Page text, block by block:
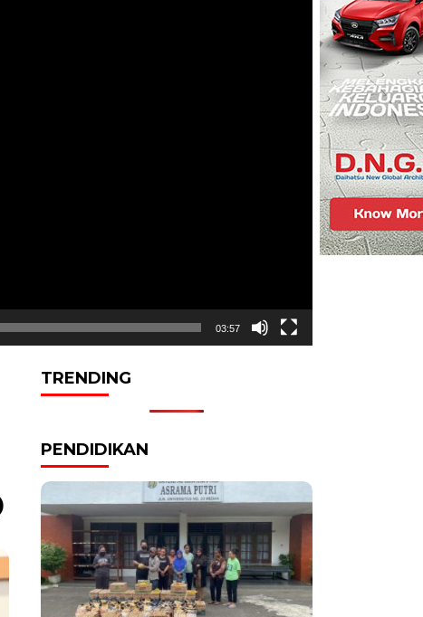
03:57
TRENDING
PENDIDIKAN